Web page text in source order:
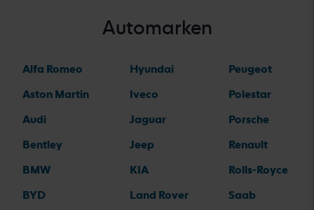
Automarken
Alfa Romeo
Aston Martin
Audi
Bentley
BMW
BYD
Hyundai
Iveco
Jaguar
Jeep
KIA
Land Rover
Peugeot
Polestar
Porsche
Renault
Rolls-Royce
Saab